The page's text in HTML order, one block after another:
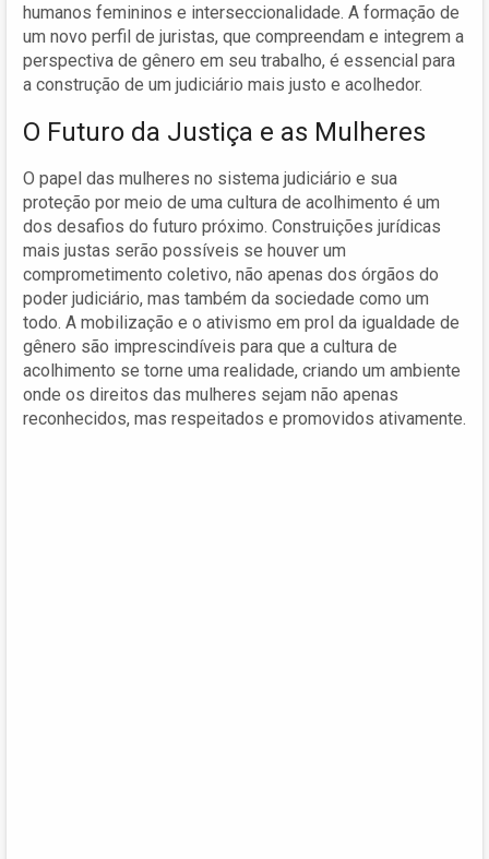
humanos femininos e interseccionalidade. A formação de
um novo perfil de juristas, que compreendam e integrem a
perspectiva de gênero em seu trabalho, é essencial para
a construção de um judiciário mais justo e acolhedor.
O Futuro da Justiça e as Mulheres
O papel das mulheres no sistema judiciário e sua
proteção por meio de uma cultura de acolhimento é um
dos desafios do futuro próximo. Construições jurídicas
mais justas serão possíveis se houver um
comprometimento coletivo, não apenas dos órgãos do
poder judiciário, mas também da sociedade como um
todo. A mobilização e o ativismo em prol da igualdade de
gênero são imprescindíveis para que a cultura de
acolhimento se torne uma realidade, criando um ambiente
onde os direitos das mulheres sejam não apenas
reconhecidos, mas respeitados e promovidos ativamente.